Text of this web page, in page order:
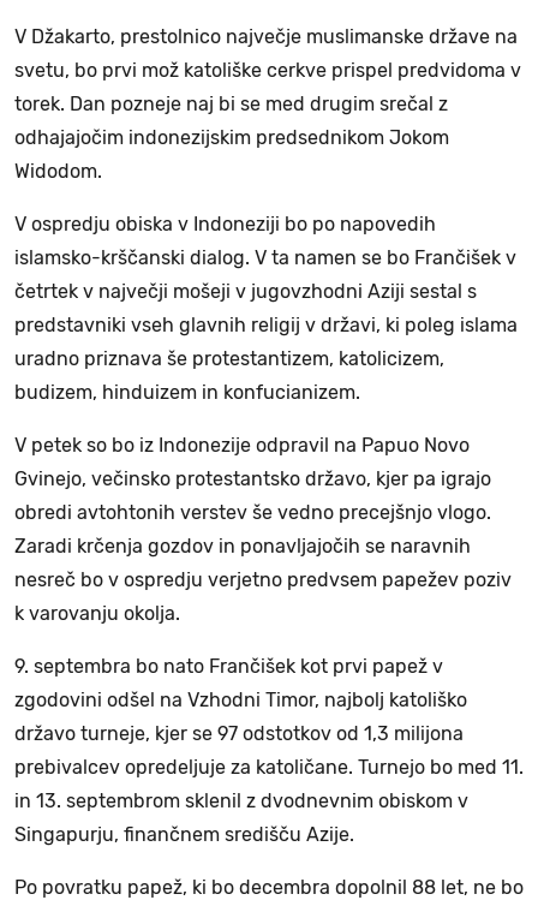
V Džakarto, prestolnico največje muslimanske države na
svetu, bo prvi mož katoliške cerkve prispel predvidoma v
torek. Dan pozneje naj bi se med drugim srečal z
odhajajočim indonezijskim predsednikom Jokom
Widodom.
V ospredju obiska v Indoneziji bo po napovedih
islamsko-krščanski dialog. V ta namen se bo Frančišek v
četrtek v največji mošeji v jugovzhodni Aziji sestal s
predstavniki vseh glavnih religij v državi, ki poleg islama
uradno priznava še protestantizem, katolicizem,
budizem, hinduizem in konfucianizem.
V petek so bo iz Indonezije odpravil na Papuo Novo
Gvinejo, večinsko protestantsko državo, kjer pa igrajo
obredi avtohtonih verstev še vedno precejšnjo vlogo.
Zaradi krčenja gozdov in ponavljajočih se naravnih
nesreč bo v ospredju verjetno predvsem papežev poziv
k varovanju okolja.
9. septembra bo nato Frančišek kot prvi papež v
zgodovini odšel na Vzhodni Timor, najbolj katoliško
državo turneje, kjer se 97 odstotkov od 1,3 milijona
prebivalcev opredeljuje za katoličane. Turnejo bo med 11.
in 13. septembrom sklenil z dvodnevnim obiskom v
Singapurju, finančnem središču Azije.
Po povratku papež, ki bo decembra dopolnil 88 let, ne bo